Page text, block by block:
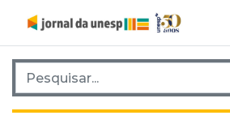
Pesquisar por: